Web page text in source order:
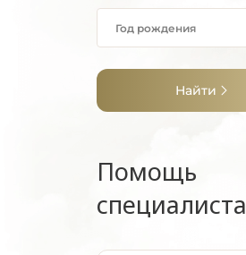
Найти
Помощь
специалиста